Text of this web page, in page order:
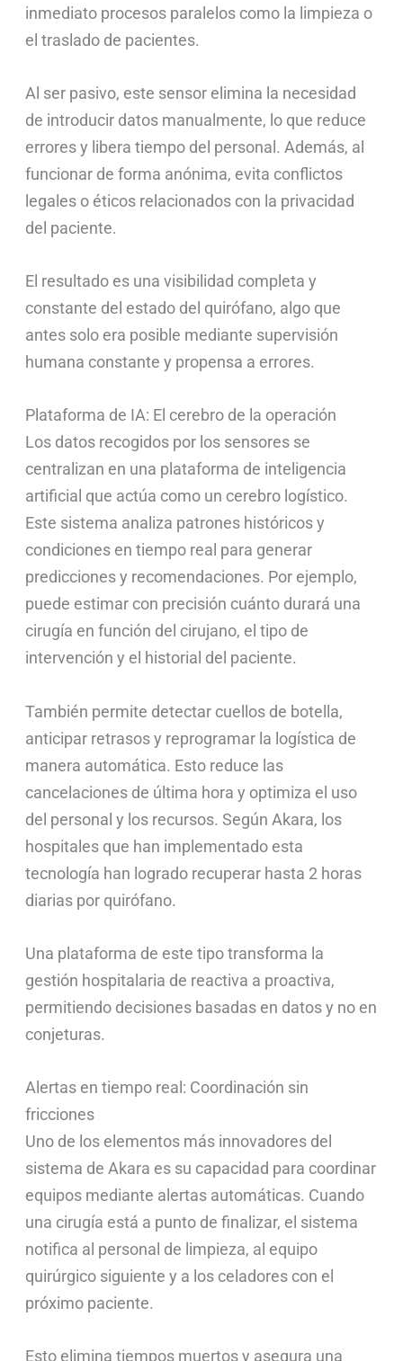
inmediato procesos paralelos como la limpieza o
el traslado de pacientes.
Al ser pasivo, este sensor elimina la necesidad
de introducir datos manualmente, lo que reduce
errores y libera tiempo del personal. Además, al
funcionar de forma anónima, evita conflictos
legales o éticos relacionados con la privacidad
del paciente.
El resultado es una visibilidad completa y
constante del estado del quirófano, algo que
antes solo era posible mediante supervisión
humana constante y propensa a errores.
Plataforma de IA: El cerebro de la operación
Los datos recogidos por los sensores se
centralizan en una plataforma de inteligencia
artificial que actúa como un cerebro logístico.
Este sistema analiza patrones históricos y
condiciones en tiempo real para generar
predicciones y recomendaciones. Por ejemplo,
puede estimar con precisión cuánto durará una
cirugía en función del cirujano, el tipo de
intervención y el historial del paciente.
También permite detectar cuellos de botella,
anticipar retrasos y reprogramar la logística de
manera automática. Esto reduce las
cancelaciones de última hora y optimiza el uso
del personal y los recursos. Según Akara, los
hospitales que han implementado esta
tecnología han logrado recuperar hasta 2 horas
diarias por quirófano.
Una plataforma de este tipo transforma la
gestión hospitalaria de reactiva a proactiva,
permitiendo decisiones basadas en datos y no en
conjeturas.
Alertas en tiempo real: Coordinación sin
fricciones
Uno de los elementos más innovadores del
sistema de Akara es su capacidad para coordinar
equipos mediante alertas automáticas. Cuando
una cirugía está a punto de finalizar, el sistema
notifica al personal de limpieza, al equipo
quirúrgico siguiente y a los celadores con el
próximo paciente.
Esto elimina tiempos muertos y asegura una